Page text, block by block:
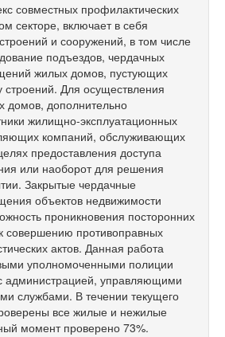
совместных профилактических
секторе, включает в себя
и сооружений, в том числе
подъездов, чердачных
жилых домов, пустующих
Для осуществления
домов, дополнительно
жилищно-эксплуатационных
компаний, обслуживающих
предоставления доступа
или наоборот для решения
Закрытые чердачные
объектов недвижимости
проникновения посторонних
совершению противоправных
актов. Данная работа
уполномоченными полиции
администрацией, управляющими
службами. В течении текущего
все жилые и нежилые
момент проверено 73%.